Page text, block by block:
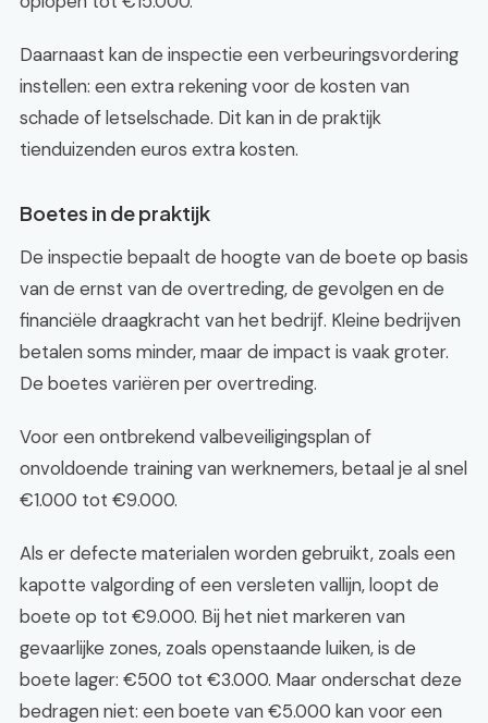
Daarnaast kan de inspectie een verbeuringsvordering
instellen: een extra rekening voor de kosten van
schade of letselschade. Dit kan in de praktijk
tienduizenden euros extra kosten.
Boetes in de praktijk
De inspectie bepaalt de hoogte van de boete op basis
van de ernst van de overtreding, de gevolgen en de
financiële draagkracht van het bedrijf. Kleine bedrijven
betalen soms minder, maar de impact is vaak groter.
De boetes variëren per overtreding.
Voor een ontbrekend valbeveiligingsplan of
onvoldoende training van werknemers, betaal je al snel
€1.000 tot €9.000.
Als er defecte materialen worden gebruikt, zoals een
kapotte valgording of een versleten vallijn, loopt de
boete op tot €9.000. Bij het niet markeren van
gevaarlijke zones, zoals openstaande luiken, is de
boete lager: €500 tot €3.000. Maar onderschat deze
bedragen niet: een boete van €5.000 kan voor een